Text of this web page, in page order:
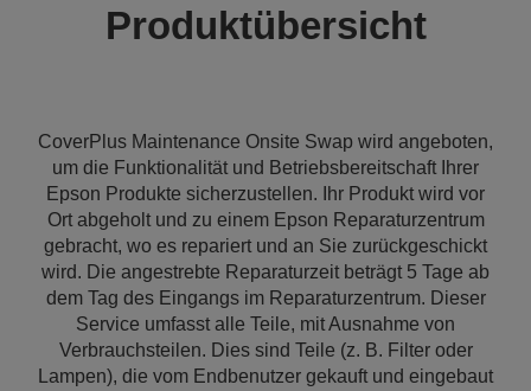
Produktübersicht
CoverPlus Maintenance Onsite Swap wird angeboten,
um die Funktionalität und Betriebsbereitschaft Ihrer
Epson Produkte sicherzustellen. Ihr Produkt wird vor
Ort abgeholt und zu einem Epson Reparaturzentrum
gebracht, wo es repariert und an Sie zurückgeschickt
wird. Die angestrebte Reparaturzeit beträgt 5 Tage ab
dem Tag des Eingangs im Reparaturzentrum. Dieser
Service umfasst alle Teile, mit Ausnahme von
Verbrauchsteilen. Dies sind Teile (z. B. Filter oder
Lampen), die vom Endbenutzer gekauft und eingebaut